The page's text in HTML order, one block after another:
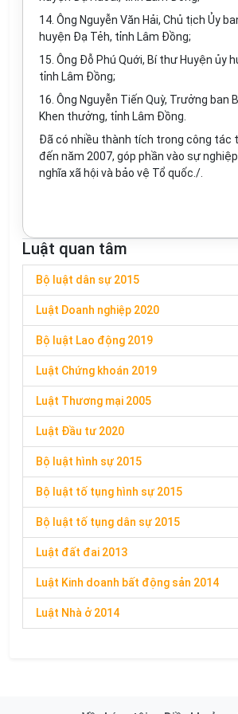
14. Ông Nguyễn Văn Hải, Chủ tịch Ủy
huyện Đạ Tẻh, tỉnh Lâm Đồng;
15. Ông Đỗ Phú Quới, Bí thư Huyện ủy
tỉnh Lâm Đồng;
16. Ông Nguyễn Tiến Quỳ, Trưởng ban
Khen thưởng, tỉnh Lâm Đồng.
Đã có nhiều thành tích trong công tác
đến năm 2007, góp phần vào sự
nghĩa xã hội và bảo vệ Tổ quốc./.
Luật quan tâm
Bộ luật dân sự 2015
Luật Doanh nghiệp 2020
Bộ luật Lao động 2019
Luật Chứng khoán 2019
Luật Thương mại 2005
Luật Đầu tư 2020
Bộ luật hình sự 2015
Bộ luật tố tụng hình sự 2015
Bộ luật tố tụng dân sự 2015
Luật đất đai 2013
Luật Kinh doanh bất động sản 2014
Luật Nhà ở 2014